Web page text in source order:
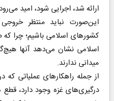
ارائه شد، اجرایی شود، امید
این‌صورت نباید منتظر
کشورهای اسلامی باشیم؛ چرا
اسلامی نشان می‌دهد آنها
میدانی ندارند.
از جمله راهکارهای عملیاتی که
درگیری‌های غزه وجود دارد،